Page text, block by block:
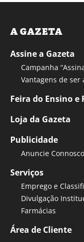
A GAZETA
Assine a Gazeta
Campanha
Vantagens de ser
Feira do Ensino e
Loja da Gazeta
Publicidade
Anuncie Connosco
Serviços
Emprego e
Divulgação
Farmácias
Área de Cliente